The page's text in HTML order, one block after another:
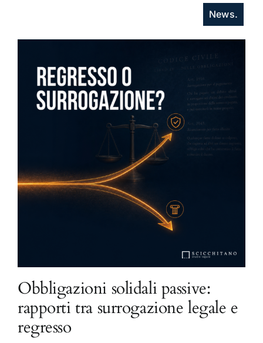
News.
Obbligazioni solidali passive:
rapporti tra surrogazione legale e
regresso